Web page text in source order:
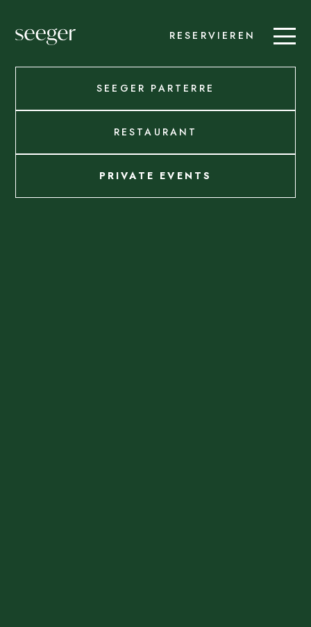
RESERVIEREN
SEEGER PARTERRE
RESTAURANT
PRIVATE EVENTS